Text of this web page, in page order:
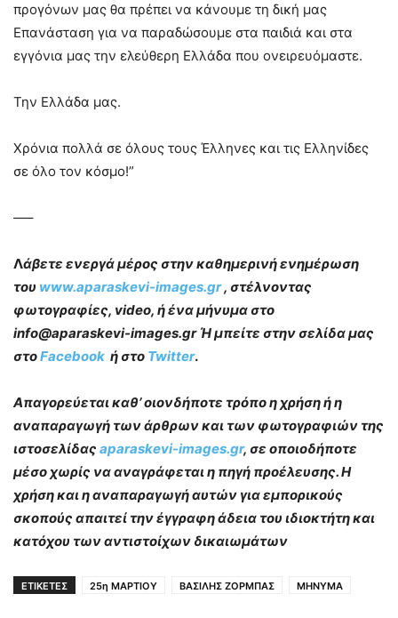
προγόνων μας θα πρέπει να κάνουμε τη δική μας
Επανάσταση για να παραδώσουμε στα παιδιά και στα
εγγόνια μας την ελεύθερη Ελλάδα που ονειρευόμαστε.
Την Ελλάδα μας.
Χρόνια πολλά σε όλους τους Έλληνες και τις Ελληνίδες
σε όλο τον κόσμο!”
—–
Λάβετε ενεργά μέρος στην καθημερινή ενημέρωση
του www.aparaskevi-images.gr, στέλνοντας
φωτογραφίες, video, ή ένα μήνυμα στο
info@aparaskevi-images.gr Ή μπείτε στην σελίδα μας
στοFacebook ή στο Twitter.
Απαγορεύεται καθ’ οιονδήποτε τρόπο η χρήση ή η
αναπαραγωγή των άρθρων και των φωτογραφιών της
ιστοσελίδας aparaskevi-images.gr, σε οποιοδήποτε
μέσο χωρίς να αναγράφεται η πηγή προέλευσης. Η
χρήση και η αναπαραγωγή αυτών για εμπορικούς
σκοπούς απαιτεί την έγγραφη άδεια του ιδιοκτήτη και
κατόχου των αντιστοίχων δικαιωμάτων
ΕΤΙΚΕΤΕΣ 25η ΜΑΡΤΙΟΥ ΒΑΣΙΛΗΣ ΖΟΡΜΠΑΣ ΜΗΝΥΜΑ